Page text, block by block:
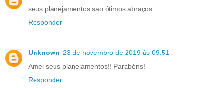
seus planejamentos sao ótimos abraços
Responder
Unknown 23 de novembro de 2019 às 09:51
Amei seus planejamentos!! Parabéns!
Responder